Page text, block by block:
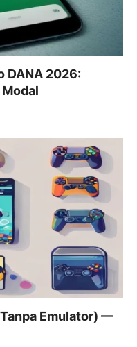
DANA 2026:
Emulator) —